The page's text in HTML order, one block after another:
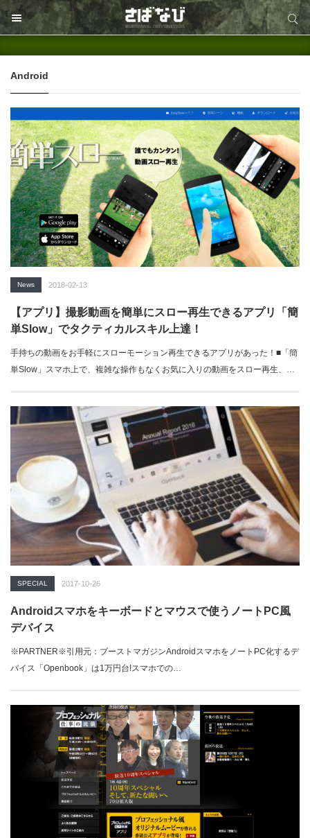
サイト内検索
Android
News 2018-02-13
【アプリ】撮影動画を簡単にスロー再生できるアプリ「簡
単Slow」でタクティカルスキル上達！
手持ちの動画をお手軽にスローモーション再生できるアプリがあった！■「簡
単Slow」スマホ上で、複雑な操作もなくお気に入りの動画をスロー再生、
SPECIAL 2017-10-26
Androidスマホをキーボードとマウスで使うノートPC風
デバイス
※PARTNER※引用元：ブーストマガジンAndroidスマホをノートPC化するデ
バイス「Openbook」は1万円台!スマホでの…
サイト内検索